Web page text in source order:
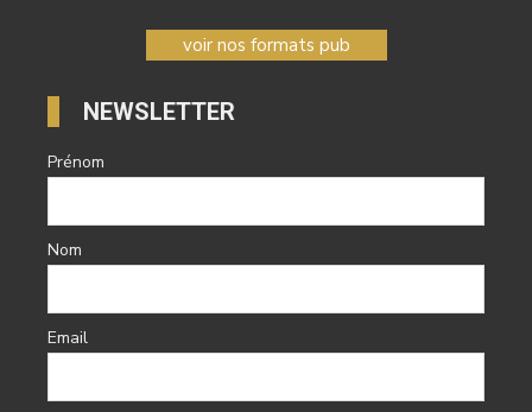
voir nos formats pub
NEWSLETTER
Prénom
Nom
Email